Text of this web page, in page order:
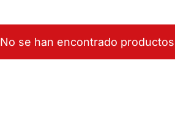
No se han encontrado